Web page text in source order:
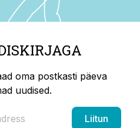
oma postkasti päeva
uudised.
Liitun